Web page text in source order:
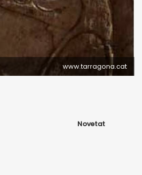
www.tarragona.cat
Novetat